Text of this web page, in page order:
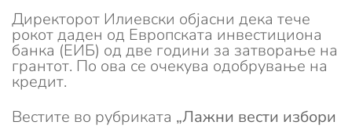
Директорот Илиевски објасни дека тече
рокот даден од Европската инвестициона
банка (ЕИБ) од две години за затворање на
грантот. По ова се очекува одобрување на
кредит.
Вестите во рубриката „Лажни вести избори